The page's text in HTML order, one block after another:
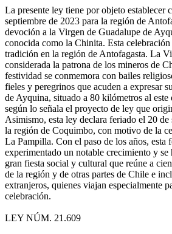
La presente ley tiene por objeto establecer
septiembre de 2023 para la región de
devoción a la Virgen de Guadalupe de
conocida como la Chinita. Esta celebración
tradición en la región de Antofagasta. La
considerada la patrona de los mineros de
festividad se conmemora con bailes
fieles y peregrinos que acuden a expresar
de Ayquina, situado a 80 kilómetros al este
según lo señala el proyecto de ley que
Asimismo, esta ley declara feriado el 20 de
la región de Coquimbo, con motivo de la
La Pampilla. Con el paso de los años, esta
experimentado un notable crecimiento y se
gran fiesta social y cultural que reúne a
de la región y de otras partes de Chile e
extranjeros, quienes viajan especialmente
celebración.
LEY NÚM. 21.609